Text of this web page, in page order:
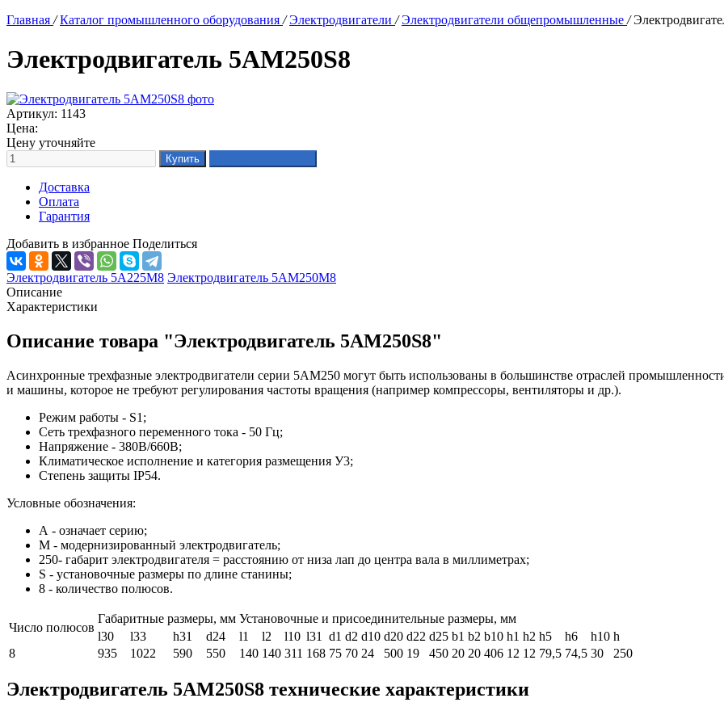
Главная / Каталог промышленного оборудования / Электродвигатели / Электродвигатели общепромышленные /
Электродвигатель 5АМ250S8
Артикул: 1143
Цена:
Цену уточняйте
Доставка
Оплата
Гарантия
Добавить в избранное Поделиться
Электродвигатель 5А225М8 Электродвигатель 5АМ250М8
Описание
Характеристики
Описание товара "Электродвигатель 5АМ250S8"
Асинхронные трехфазные электродвигатели серии 5АМ250 могут быть использованы в большинстве отраслей
и машины, которое не требуют регулирования частоты вращения (например компрессоры, вентиляторы и др.).
Режим работы - S1;
Сеть трехфазного переменного тока - 50 Гц;
Напряжение - 380В/660В;
Климатическое исполнение и категория размещения У3;
Степень защиты IP54.
Условные обозначения:
А - означает серию;
М - модернизированный электродвигатель;
250- габарит электродвигателя = расстоянию от низа лап до центра вала в миллиметрах;
S - установочные размеры по длине станины;
8 - количество полюсов.
Число полюсов
Габаритные размеры, мм Установочные и присоединительные размеры, мм
l30
l33 h31 d24 l1 l2 l10 l31 d1 d2 d10 d20 d22 d25 b1 b2 b10 h1 h2 h5 h6 h10 h
8
935 1022 590 550 140 140 311 168 75 70 24 500 19 450 20 20 406 12 12 79,5 74,5 30 250
Электродвигатель 5АМ250S8 технические характеристики